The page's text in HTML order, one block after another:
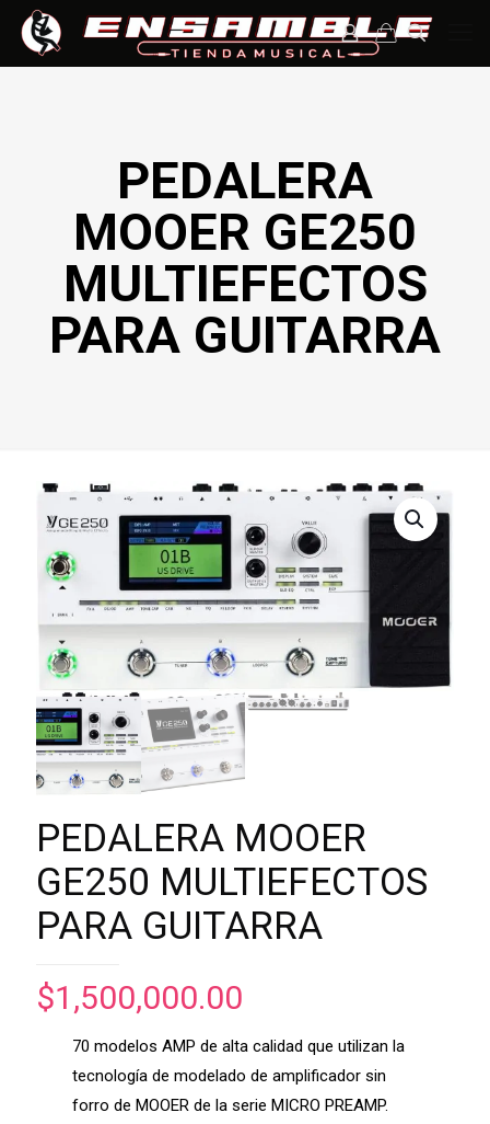
PEDALERA
MOOER GE250
MULTIEFECTOS
PARA GUITARRA
PEDALERA MOOER
GE250 MULTIEFECTOS
PARA GUITARRA
$1,500,000.00
70 modelos AMP de alta calidad que utilizan la
tecnología de modelado de amplificador sin
forro de MOOER de la serie MICRO PREAMP.